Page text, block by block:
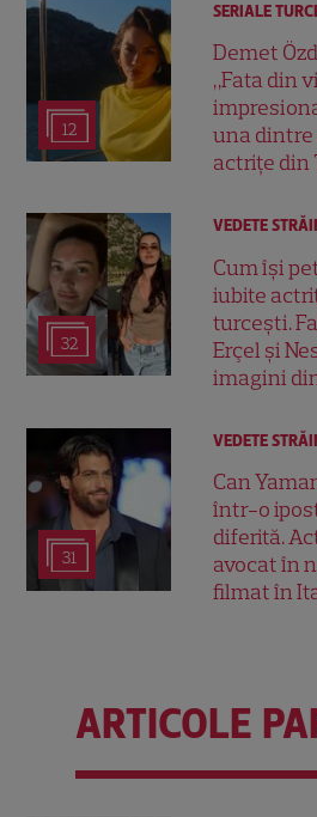
12
SERIALE
Demet
„Fata din
una dintre
actrițe din
32
VEDETE
Cum își
iubite
turcești.
Erçel și
imagini
31
VEDETE
Can
într-o
diferită.
avocat în
filmat în
ARTICOLE